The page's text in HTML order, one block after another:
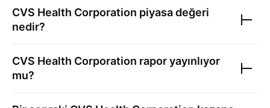
CVS Health Corporation piyasa değeri
nedir?
CVS Health Corporation rapor yayınlıyor
mu?